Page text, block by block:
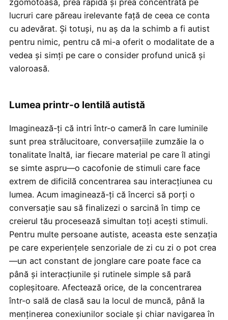
lucruri care păreau irelevante față de ceea ce conta
cu adevărat. Și totuși, nu aș da la schimb a fi autist
pentru nimic, pentru că mi-a oferit o modalitate de a
vedea și simți pe care o consider profund unică și
valoroasă.
Lumea printr-o lentilă autistă
Imaginează-ți că intri într-o cameră în care luminile
sunt prea strălucitoare, conversațiile zumzăie la o
tonalitate înaltă, iar fiecare material pe care îl atingi
se simte aspru—o cacofonie de stimuli care face
extrem de dificilă concentrarea sau interacțiunea cu
lumea. Acum imaginează-ți că încerci să porți o
conversație sau să finalizezi o sarcină în timp ce
creierul tău procesează simultan toți acești stimuli.
Pentru multe persoane autiste, aceasta este senzația
pe care experiențele senzoriale de zi cu zi o pot crea
—un act constant de jonglare care poate face ca
până și interacțiunile și rutinele simple să pară
copleșitoare. Afectează orice, de la concentrarea
într-o sală de clasă sau la locul de muncă, până la
menținerea conexiunilor sociale și chiar navigarea în